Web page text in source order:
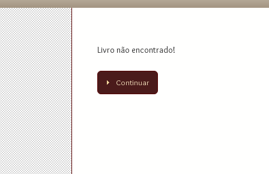
Livro não encontrado!
Continuar